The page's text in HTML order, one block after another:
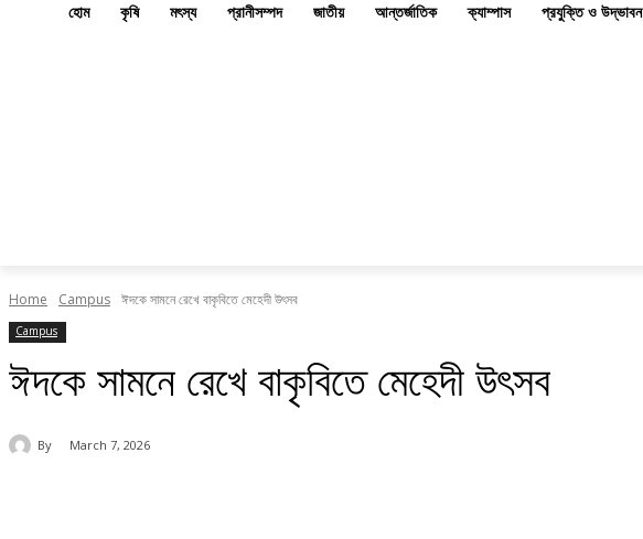
হোম কৃষি মৎস্য প্রানীসম্পদ জাতীয় আন্তর্জাতিক ক্যাম্পাস প্রযুক্তি ও উদ্ভাবন
Home Campus ঈদকে সামনে রেখে বাকৃবিতে মেহেদী উৎসব
Campus
ঈদকে সামনে রেখে বাকৃবিতে মেহেদী উৎসব
By March 7, 2026